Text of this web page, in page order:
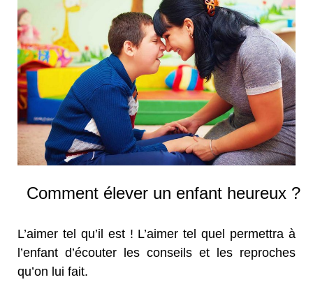
Comment élever un enfant heureux ?
L’aimer tel qu’il est ! L’aimer tel quel permettra à
l’enfant d’écouter les conseils et les reproches
qu’on lui fait.